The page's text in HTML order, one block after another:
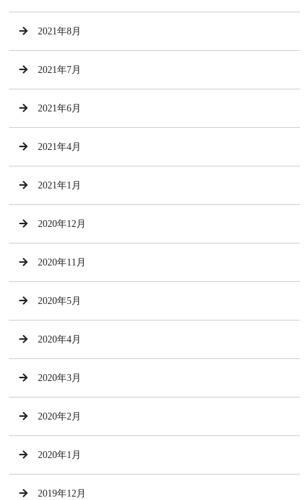
2021年8月
2021年7月
2021年6月
2021年4月
2021年1月
2020年12月
2020年11月
2020年5月
2020年4月
2020年3月
2020年2月
2020年1月
2019年12月